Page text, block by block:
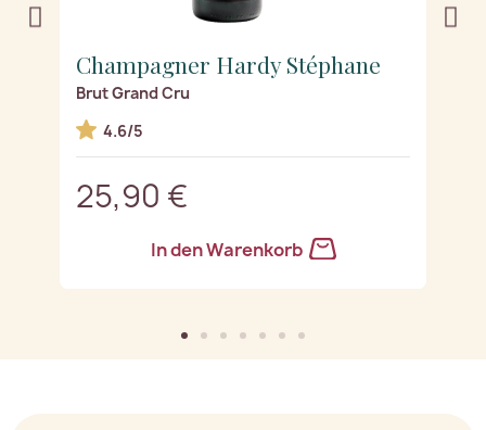
Champagner Hardy Stéphane
Brut Grand Cru
4.6/5
25,90 €
In den Warenkorb